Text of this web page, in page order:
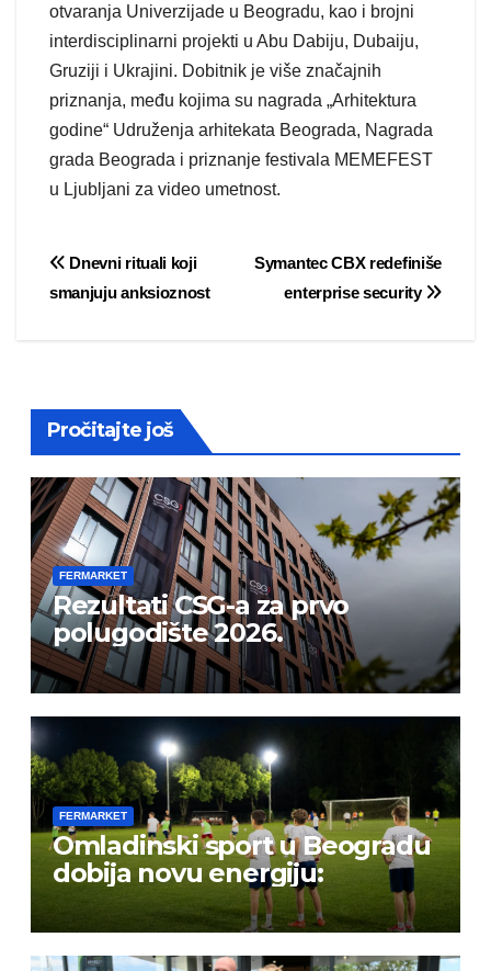
otvaranja Univerzijade u Beogradu, kao i brojni
interdisciplinarni projekti u Abu Dabiju, Dubaiju,
Gruziji i Ukrajini. Dobitnik je više značajnih
priznanja, među kojima su nagrada „Arhitektura
godine“ Udruženja arhitekata Beograda, Nagrada
grada Beograda i priznanje festivala MEMEFEST
u Ljubljani za video umetnost.
Post
navigation
Symantec CBX redefiniše
enterprise security
Dnevni rituali koji
smanjuju anksioznost
Pročitajte još
FERMARKET
Rezultati CSG-a za prvo
polugodište 2026.
FERMARKET
Omladinski sport u Beogradu
dobija novu energiju: